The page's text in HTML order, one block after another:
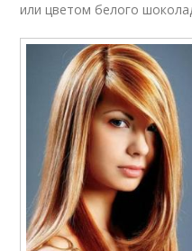
или цветом белого